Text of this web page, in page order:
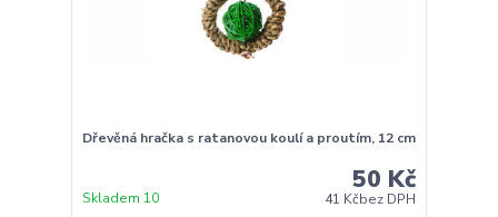
Dřevěná hračka s ratanovou koulí a proutím, 12 cm
50 Kč
41 Kčbez DPH
Skladem 10